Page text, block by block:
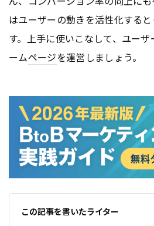
はユーザーの動きを活性化する
す。上手に使いこなして、ユー
ームページを運営しましょう。
この記事を書いたライター